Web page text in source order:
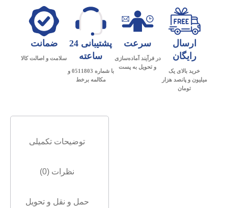
ارسال
رایگان
خرید بالای یک
میلیون و پانصد هزار
تومان
سرعت
در فرآیند آماده‌سازی
و تحویل به پست
پشتیبانی 24
ساعته
با شماره 0511803 و
مکالمه برخط
ضمانت
سلامت و اصالت کالا
توضیحات تکمیلی
نظرات (0)
حمل و نقل و تحویل